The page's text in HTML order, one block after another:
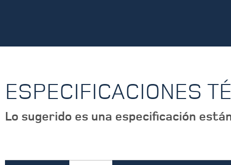
ESPECIFICACIONES
Lo sugerido es una especificación